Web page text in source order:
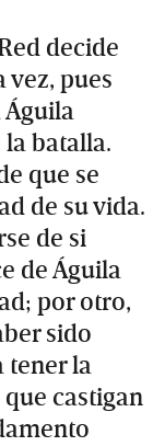
decide
pues
Águila
batalla.
que se
de su vida.
de si
de Águila
por otro,
sido
tener la
castigan